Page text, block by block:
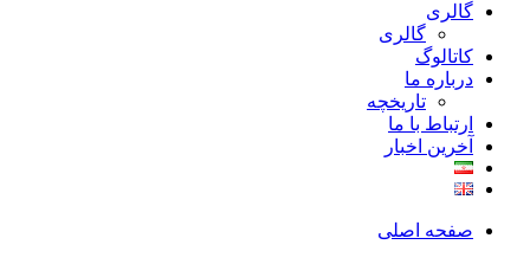
گالری
گالری
کاتالوگ
درباره ما
تاريخچه
ارتباط با ما
آخرین اخبار
صفحه اصلی